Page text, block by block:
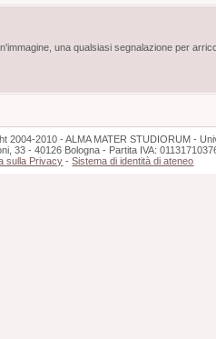
una qualsiasi segnalazione per
2004-2010 - ALMA MATER STUDIORUM -
33 - 40126 Bologna - Partita IVA:
sulla Privacy -Sistema di identità di ateneo